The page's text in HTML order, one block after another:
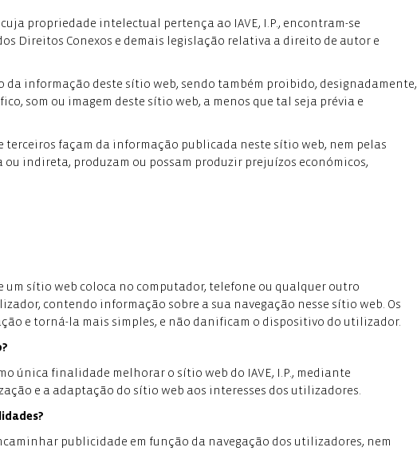
cuja propriedade intelectual pertença ao IAVE, I.P., encontram-se
Direitos Conexos e demais legislação relativa a direito de autor e
da informação deste sítio web, sendo também proibido, designadamente,
som ou imagem deste sítio web, a menos que tal seja prévia e
terceiros façam da informação publicada neste sítio web, nem pelas
ou indireta, produzam ou possam produzir prejuízos económicos,
um sítio web coloca no computador, telefone ou qualquer outro
contendo informação sobre a sua navegação nesse sítio web. Os
e torná-la mais simples, e não danificam o dispositivo do utilizador.
única finalidade melhorar o sítio web do IAVE, I.P., mediante
e a adaptação do sítio web aos interesses dos utilizadores.
publicidade em função da navegação dos utilizadores, nem